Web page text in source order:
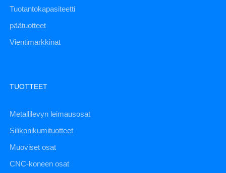
Tuotantokapasiteetti
päätuotteet
Vientimarkkinat
TUOTTEET
Metallilevyn leimausosat
Silikonikumituotteet
Muoviset osat
CNC-koneen osat